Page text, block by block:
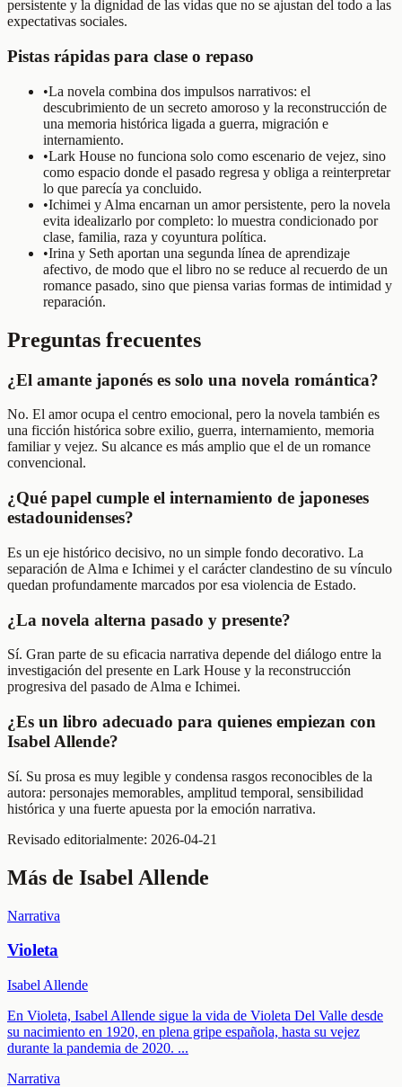
persistente y la dignidad de las vidas que no se ajustan del todo a las
expectativas sociales.
Pistas rápidas para clase o repaso
•La novela combina dos impulsos narrativos: el
descubrimiento de un secreto amoroso y la reconstrucción de
una memoria histórica ligada a guerra, migración e
internamiento.
•Lark House no funciona solo como escenario de vejez, sino
como espacio donde el pasado regresa y obliga a reinterpretar
lo que parecía ya concluido.
•Ichimei y Alma encarnan un amor persistente, pero la novela
evita idealizarlo por completo: lo muestra condicionado por
clase, familia, raza y coyuntura política.
•Irina y Seth aportan una segunda línea de aprendizaje
afectivo, de modo que el libro no se reduce al recuerdo de un
romance pasado, sino que piensa varias formas de intimidad y
reparación.
Preguntas frecuentes
¿El amante japonés es solo una novela romántica?
No. El amor ocupa el centro emocional, pero la novela también es
una ficción histórica sobre exilio, guerra, internamiento, memoria
familiar y vejez. Su alcance es más amplio que el de un romance
convencional.
¿Qué papel cumple el internamiento de japoneses
estadounidenses?
Es un eje histórico decisivo, no un simple fondo decorativo. La
separación de Alma e Ichimei y el carácter clandestino de su vínculo
quedan profundamente marcados por esa violencia de Estado.
¿La novela alterna pasado y presente?
Sí. Gran parte de su eficacia narrativa depende del diálogo entre la
investigación del presente en Lark House y la reconstrucción
progresiva del pasado de Alma e Ichimei.
¿Es un libro adecuado para quienes empiezan con
Isabel Allende?
Sí. Su prosa es muy legible y condensa rasgos reconocibles de la
autora: personajes memorables, amplitud temporal, sensibilidad
histórica y una fuerte apuesta por la emoción narrativa.
Revisado editorialmente: 2026-04-21
Más de Isabel Allende
Narrativa
Violeta
Isabel Allende
En Violeta, Isabel Allende sigue la vida de Violeta Del Valle desde
su nacimiento en 1920, en plena gripe española, hasta su vejez
durante la pandemia de 2020. ...
Narrativa